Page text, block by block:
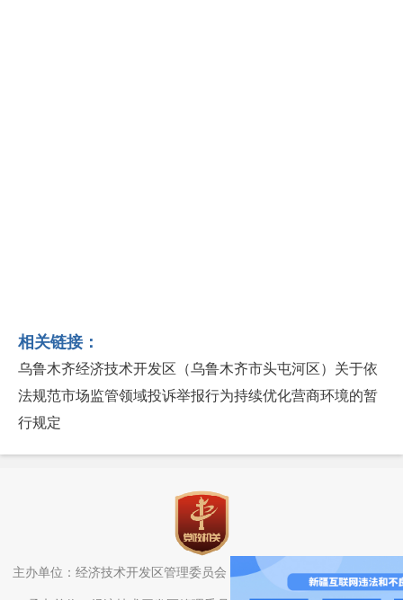
相关链接：
乌鲁木齐经济技术开发区（乌鲁木齐市头屯河区）关于依
法规范市场监管领域投诉举报行为持续优化营商环境的暂
行规定
主办单位：经济技术开发区管理委员会（头屯河区人民政府）办公室